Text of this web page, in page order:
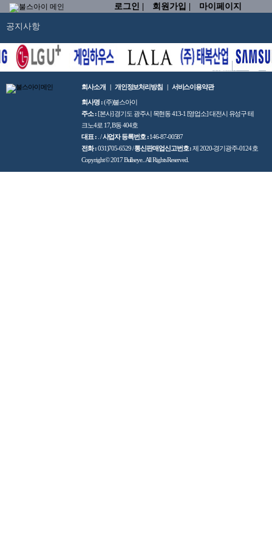
로그인 | 회원가입 | 마이페이지
공지사항
전체메뉴
회사소개 개인정보처리방침 서비스이용약관
회사명 :(주)불스아이
주소 :[본사] 경기도 광주시 목현동 413-1 [영업소] 대전시 유성구 테
크노4로 17, B동 404호
대표 : /사업자 등록번호 :146-87-00587
전화 :031)705-6529/통신판매업신고번호 :제 2020-경기광주-0124 호
Copyright © 2017 Bullseye. . All Rights Reserved.